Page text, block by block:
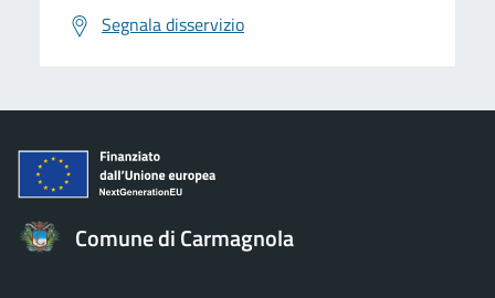
Segnala disservizio
Comune di Carmagnola